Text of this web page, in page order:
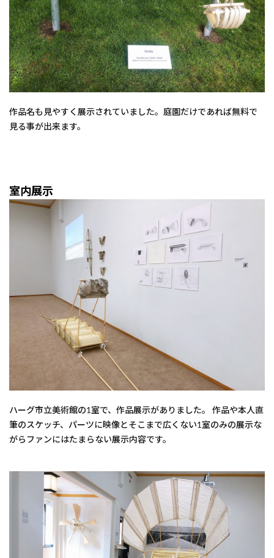
作品名も見やすく展示されていました。庭園だけであれば無料で
見る事が出来ます。
室内展示
ハーグ市立美術館の1室で、作品展示がありました。 作品や本人直
筆のスケッチ、パーツに映像とそこまで広くない1室のみの展示な
がらファンにはたまらない展示内容です。